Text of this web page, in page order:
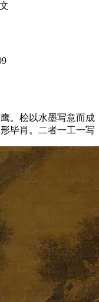
。桧以水墨写意而
毕肖。二者一工一